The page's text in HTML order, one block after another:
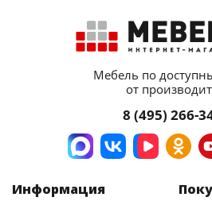
Мебель по
от
8 (495) 266-
Информация